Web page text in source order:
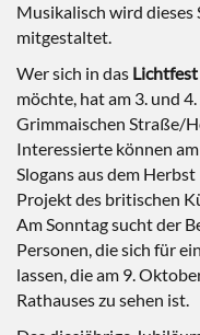
Musikalisch wird dieses
mitgestaltet.
Wer sich in das
möchte, hat am 3. und
Grimmaischen Straße/
Interessierte können
Slogans aus dem
Projekt des britischen
Am Sonntag sucht der
Personen, die sich für
lassen, die am 9.
Rathauses zu sehen ist.